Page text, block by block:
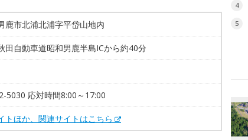
鹿市北浦北浦字平岱山地内
田自動車道昭和男鹿半島ICから約40分
5030 応対時間8:00～17:00
トほか、関連サイトはこちら
4
5